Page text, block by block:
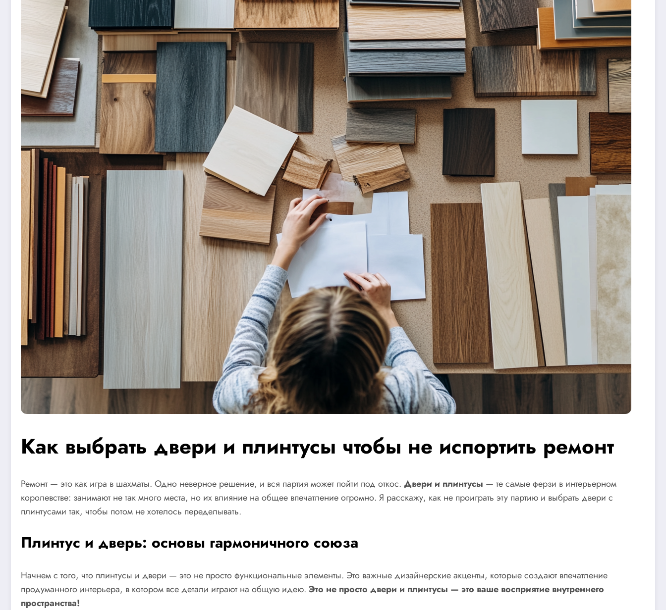
Как выбрать двери и плинтусы чтобы не испортить ремонт
Ремонт — это как игра в шахматы. Одно неверное решение, и вся партия может пойти под откос. Двери и плинтусы — те самые ферзи в интерьерном
королевстве: занимают не так много места, но их влияние на общее впечатление огромно. Я расскажу, как не проиграть эту партию и выбрать двери с
плинтусами так, чтобы потом не хотелось переделывать.
Плинтус и дверь: основы гармоничного союза
Начнем с того, что плинтусы и двери — это не просто функциональные элементы. Это важные дизайнерские акценты, которые создают впечатление
продуманного интерьера, в котором все детали играют на общую идею. Это не просто двери и плинтусы — это ваше восприятие внутреннего
пространства!